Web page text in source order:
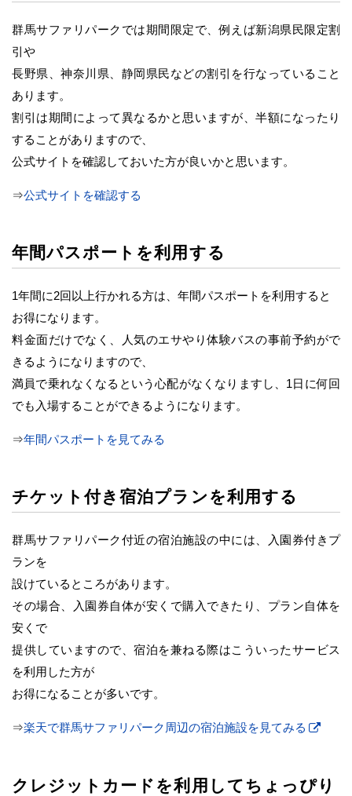
群馬サファリパークでは期間限定で、例えば新潟県民限定割
引や
長野県、神奈川県、静岡県民などの割引を行なっていること
あります。
割引は期間によって異なるかと思いますが、半額になったり
することがありますので、
公式サイトを確認しておいた方が良いかと思います。
⇒公式サイトを確認する
年間パスポートを利用する
1年間に2回以上行かれる方は、年間パスポートを利用すると
お得になります。
料金面だけでなく、人気のエサやり体験バスの事前予約がで
きるようになりますので、
満員で乗れなくなるという心配がなくなりますし、1日に何回
でも入場することができるようになります。
⇒年間パスポートを見てみる
チケット付き宿泊プランを利用する
群馬サファリパーク付近の宿泊施設の中には、入園券付きプ
ランを
設けているところがあります。
その場合、入園券自体が安くで購入できたり、プラン自体を
安くで
提供していますので、宿泊を兼ねる際はこういったサービス
を利用した方が
お得になることが多いです。
⇒楽天で群馬サファリパーク周辺の宿泊施設を見てみる
クレジットカードを利用してちょっぴり